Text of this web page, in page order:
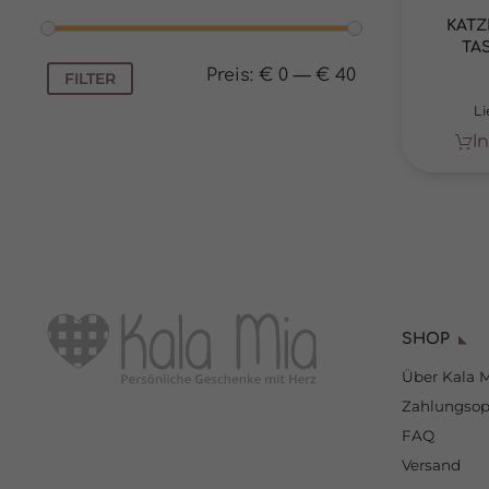
Min.
Preis
Max.
Preis
FILTER Preis: € 0 — € 40
SHOP
Über Kala
FAQ
Versand